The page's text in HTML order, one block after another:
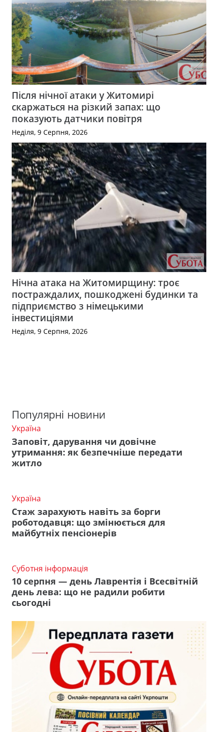
Після нічної атаки у Житомирі
скаржаться на різкий запах: що
показують датчики повітря
Неділя, 9 Серпня, 2026
Нічна атака на Житомирщину: троє
постраждалих, пошкоджені будинки та
підприємство з німецькими
інвестиціями
Неділя, 9 Серпня, 2026
Популярні новини
Україна
Заповіт, дарування чи довічне
утримання: як безпечніше передати
житло
Україна
Стаж зарахують навіть за борги
роботодавця: що змінюється для
майбутніх пенсіонерів
Суботня інформація
10 серпня — день Лаврентія і Всесвітній
день лева: що не радили робити
сьогодні